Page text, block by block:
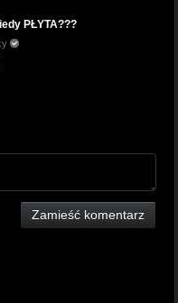
PŁYTA???
Zamieść komentarz